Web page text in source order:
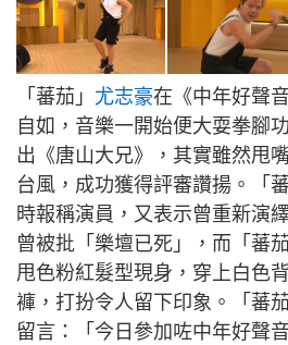
「蕃茄」 尤志豪在《中年好聲
自如，音樂一開始便大耍拳腳
出《唐山大兄》，其實雖然甩
台風，成功獲得評審讚揚。「
時報稱演員，又表示曾重新演
曾被批「樂壇已死」，而「蕃
甩色粉紅髮型現身，穿上白色
褲，打扮令人留下印象。「蕃
留言：「今日參加咗中年好聲